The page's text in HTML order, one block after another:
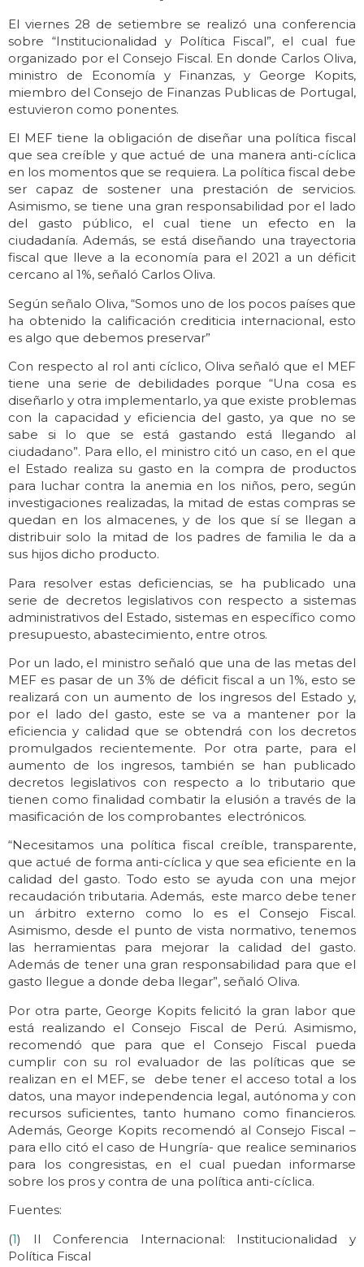
El viernes 28 de setiembre se realizó una conferencia
sobre “Institucionalidad y Política Fiscal”, el cual fue
organizado por el Consejo Fiscal. En donde Carlos Oliva,
ministro de Economía y Finanzas, y George Kopits,
miembro del Consejo de Finanzas Publicas de Portugal,
estuvieron como ponentes.
El MEF tiene la obligación de diseñar una política fiscal
que sea creíble y que actué de una manera anti-cíclica
en los momentos que se requiera. La política fiscal debe
ser capaz de sostener una prestación de servicios.
Asimismo, se tiene una gran responsabilidad por el lado
del gasto público, el cual tiene un efecto en la
ciudadanía. Además, se está diseñando una trayectoria
fiscal que lleve a la economía para el 2021 a un déficit
cercano al 1%, señaló Carlos Oliva.
Según señalo Oliva, “Somos uno de los pocos países que
ha obtenido la calificación crediticia internacional, esto
es algo que debemos preservar”
Con respecto al rol anti cíclico, Oliva señaló que el MEF
tiene una serie de debilidades porque “Una cosa es
diseñarlo y otra implementarlo, ya que existe problemas
con la capacidad y eficiencia del gasto, ya que no se
sabe si lo que se está gastando está llegando al
ciudadano”. Para ello, el ministro citó un caso, en el que
el Estado realiza su gasto en la compra de productos
para luchar contra la anemia en los niños, pero, según
investigaciones realizadas, la mitad de estas compras se
quedan en los almacenes, y de los que sí se llegan a
distribuir solo la mitad de los padres de familia le da a
sus hijos dicho producto.
Para resolver estas deficiencias, se ha publicado una
serie de decretos legislativos con respecto a sistemas
administrativos del Estado, sistemas en específico como
presupuesto, abastecimiento, entre otros.
Por un lado, el ministro señaló que una de las metas del
MEF es pasar de un 3% de déficit fiscal a un 1%, esto se
realizará con un aumento de los ingresos del Estado y,
por el lado del gasto, este se va a mantener por la
eficiencia y calidad que se obtendrá con los decretos
promulgados recientemente. Por otra parte, para el
aumento de los ingresos, también se han publicado
decretos legislativos con respecto a lo tributario que
tienen como finalidad combatir la elusión a través de la
masificación de los comprobantes electrónicos.
“Necesitamos una política fiscal creíble, transparente,
que actué de forma anti-cíclica y que sea eficiente en la
calidad del gasto. Todo esto se ayuda con una mejor
recaudación tributaria. Además, este marco debe tener
un árbitro externo como lo es el Consejo Fiscal.
Asimismo, desde el punto de vista normativo, tenemos
las herramientas para mejorar la calidad del gasto.
Además de tener una gran responsabilidad para que el
gasto llegue a donde deba llegar”, señaló Oliva.
Por otra parte, George Kopits felicitó la gran labor que
está realizando el Consejo Fiscal de Perú. Asimismo,
recomendó que para que el Consejo Fiscal pueda
cumplir con su rol evaluador de las políticas que se
realizan en el MEF, se debe tener el acceso total a los
datos, una mayor independencia legal, autónoma y con
recursos suficientes, tanto humano como financieros.
Además, George Kopits recomendó al Consejo Fiscal –
para ello citó el caso de Hungría- que realice seminarios
para los congresistas, en el cual puedan informarse
sobre los pros y contra de una política anti-cíclica.
Fuentes:
(1) II Conferencia Internacional: Institucionalidad y
Política Fiscal